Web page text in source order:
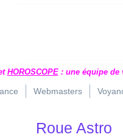
HOROSCOPE: une équipe de
Webmasters
Roue Astro